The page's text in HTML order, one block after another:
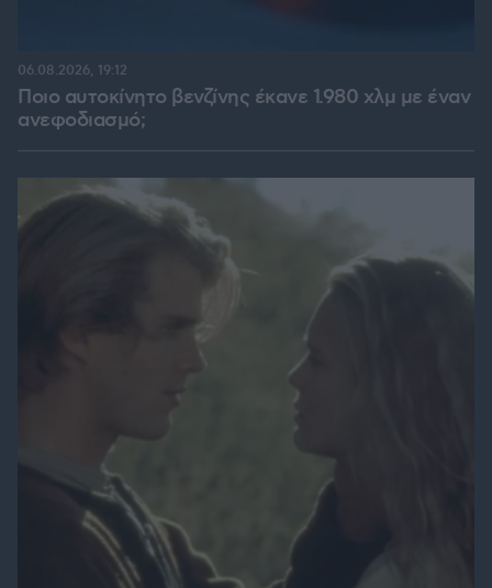
Ποιο αυτοκίνητο βενζίνης έκανε 1.980 χλμ με έναν
ανεφοδιασμό;
06.08.2026, 19:12